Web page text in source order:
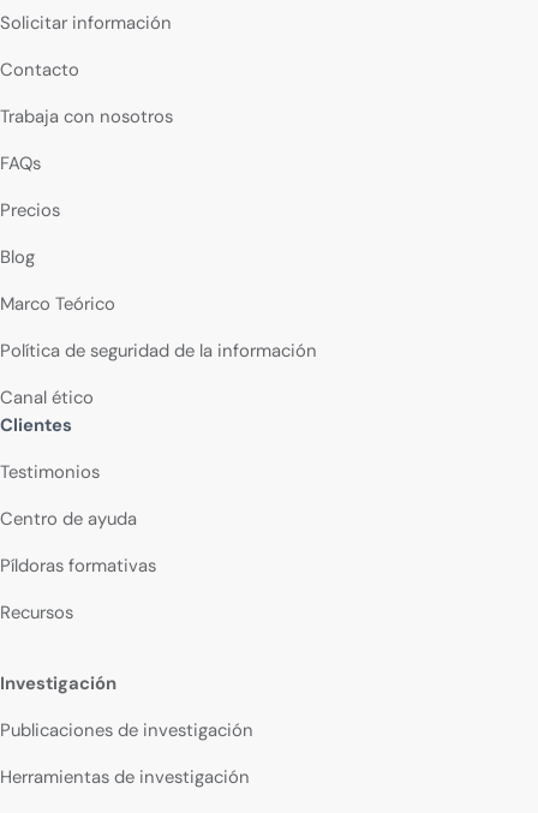
Solicitar información
Contacto
Trabaja con nosotros
FAQs
Precios
Blog
Marco Teórico
Política de seguridad de la información
Canal ético
Clientes
Testimonios
Centro de ayuda
Píldoras formativas
Recursos
Investigación
Publicaciones de investigación
Herramientas de investigación